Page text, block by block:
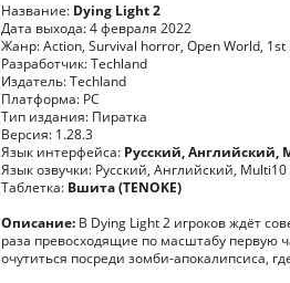
Название: Dying Light 2
Дата выхода: 4 февраля 2022
Жанр: Action, Survival horror, Open World, 1st
Разработчик: Techland
Издатель: Techland
Платформа: PC
Тип издания: Пиратка
Версия: 1.28.3
Язык интерфейса: Русский, Английский,
Язык озвучки: Русский, Английский, Multi10
Таблетка: Вшита (TENOKE)
Описание: В Dying Light 2 игроков ждёт
раза превосходящие по масштабу первую
очутиться посреди зомби-апокалипсиса,